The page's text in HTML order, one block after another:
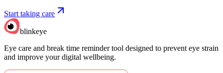
Start taking care
blinkeye
Eye care and break time reminder tool designed to prevent eye strain
and improve your digital wellbeing.